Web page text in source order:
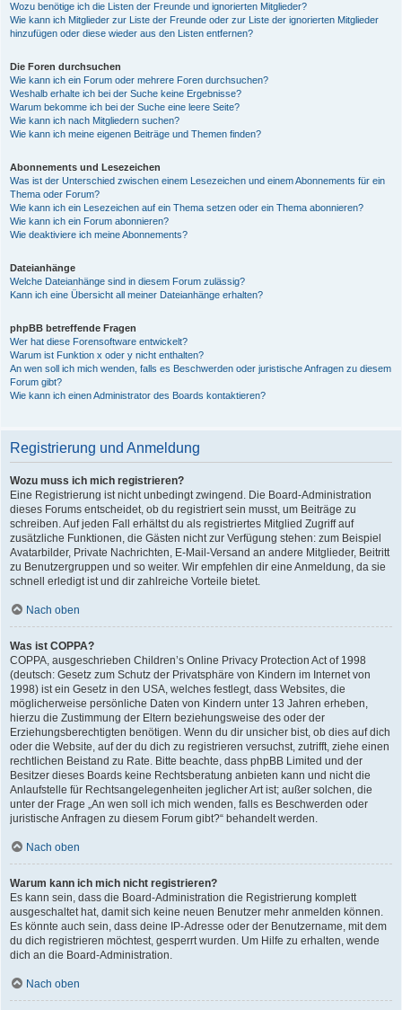
Wozu benötige ich die Listen der Freunde und ignorierten Mitglieder?
Wie kann ich Mitglieder zur Liste der Freunde oder zur Liste der ignorierten Mitglieder
hinzufügen oder diese wieder aus den Listen entfernen?
Die Foren durchsuchen
Wie kann ich ein Forum oder mehrere Foren durchsuchen?
Weshalb erhalte ich bei der Suche keine Ergebnisse?
Warum bekomme ich bei der Suche eine leere Seite?
Wie kann ich nach Mitgliedern suchen?
Wie kann ich meine eigenen Beiträge und Themen finden?
Abonnements und Lesezeichen
Was ist der Unterschied zwischen einem Lesezeichen und einem Abonnements für ein
Thema oder Forum?
Wie kann ich ein Lesezeichen auf ein Thema setzen oder ein Thema abonnieren?
Wie kann ich ein Forum abonnieren?
Wie deaktiviere ich meine Abonnements?
Dateianhänge
Welche Dateianhänge sind in diesem Forum zulässig?
Kann ich eine Übersicht all meiner Dateianhänge erhalten?
phpBB betreffende Fragen
Wer hat diese Forensoftware entwickelt?
Warum ist Funktion x oder y nicht enthalten?
An wen soll ich mich wenden, falls es Beschwerden oder juristische Anfragen zu diesem
Forum gibt?
Wie kann ich einen Administrator des Boards kontaktieren?
Registrierung und Anmeldung
Wozu muss ich mich registrieren?
Eine Registrierung ist nicht unbedingt zwingend. Die Board-Administration
dieses Forums entscheidet, ob du registriert sein musst, um Beiträge zu
schreiben. Auf jeden Fall erhältst du als registriertes Mitglied Zugriff auf
zusätzliche Funktionen, die Gästen nicht zur Verfügung stehen: zum Beispiel
Avatarbilder, Private Nachrichten, E-Mail-Versand an andere Mitglieder, Beitritt
zu Benutzergruppen und so weiter. Wir empfehlen dir eine Anmeldung, da sie
schnell erledigt ist und dir zahlreiche Vorteile bietet.
Nach oben
Was ist COPPA?
COPPA, ausgeschrieben Children’s Online Privacy Protection Act of 1998
(deutsch: Gesetz zum Schutz der Privatsphäre von Kindern im Internet von
1998) ist ein Gesetz in den USA, welches festlegt, dass Websites, die
möglicherweise persönliche Daten von Kindern unter 13 Jahren erheben,
hierzu die Zustimmung der Eltern beziehungsweise des oder der
Erziehungsberechtigten benötigen. Wenn du dir unsicher bist, ob dies auf dich
oder die Website, auf der du dich zu registrieren versuchst, zutrifft, ziehe einen
rechtlichen Beistand zu Rate. Bitte beachte, dass phpBB Limited und der
Besitzer dieses Boards keine Rechtsberatung anbieten kann und nicht die
Anlaufstelle für Rechtsangelegenheiten jeglicher Art ist; außer solchen, die
unter der Frage „An wen soll ich mich wenden, falls es Beschwerden oder
juristische Anfragen zu diesem Forum gibt?“ behandelt werden.
Nach oben
Warum kann ich mich nicht registrieren?
Es kann sein, dass die Board-Administration die Registrierung komplett
ausgeschaltet hat, damit sich keine neuen Benutzer mehr anmelden können.
Es könnte auch sein, dass deine IP-Adresse oder der Benutzername, mit dem
du dich registrieren möchtest, gesperrt wurden. Um Hilfe zu erhalten, wende
dich an die Board-Administration.
Nach oben